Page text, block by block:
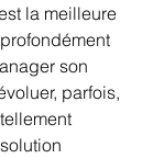
la meilleure
son
parfois,